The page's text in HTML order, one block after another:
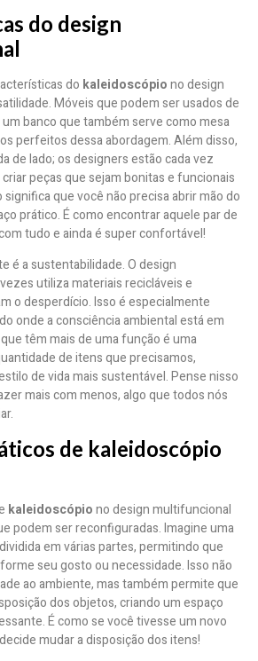
do design
do kaleidoscópiono design
Móveis que podem ser usados de
banco que também serve como mesa
perfeitos dessa abordagem. Além disso,
de lado; os designers estão cada vez
peças que sejam bonitas e funcionais
que você não precisa abrir mão do
prático. É como encontrar aquele par de
tudo e ainda é super confortável!
é a sustentabilidade. O design
utiliza materiais recicláveis e
o desperdício. Isso é especialmente
onde a consciência ambiental está em
têm mais de uma função é uma
de itens que precisamos,
de vida mais sustentável. Pense nisso
mais com menos, algo que todos nós
de kaleidoscópio
kaleidoscópiono design multifuncional
podem ser reconfiguradas. Imagine uma
em várias partes, permitindo que
seu gosto ou necessidade. Isso não
ao ambiente, mas também permite que
dos objetos, criando um espaço
É como se você tivesse um novo
mudar a disposição dos itens!